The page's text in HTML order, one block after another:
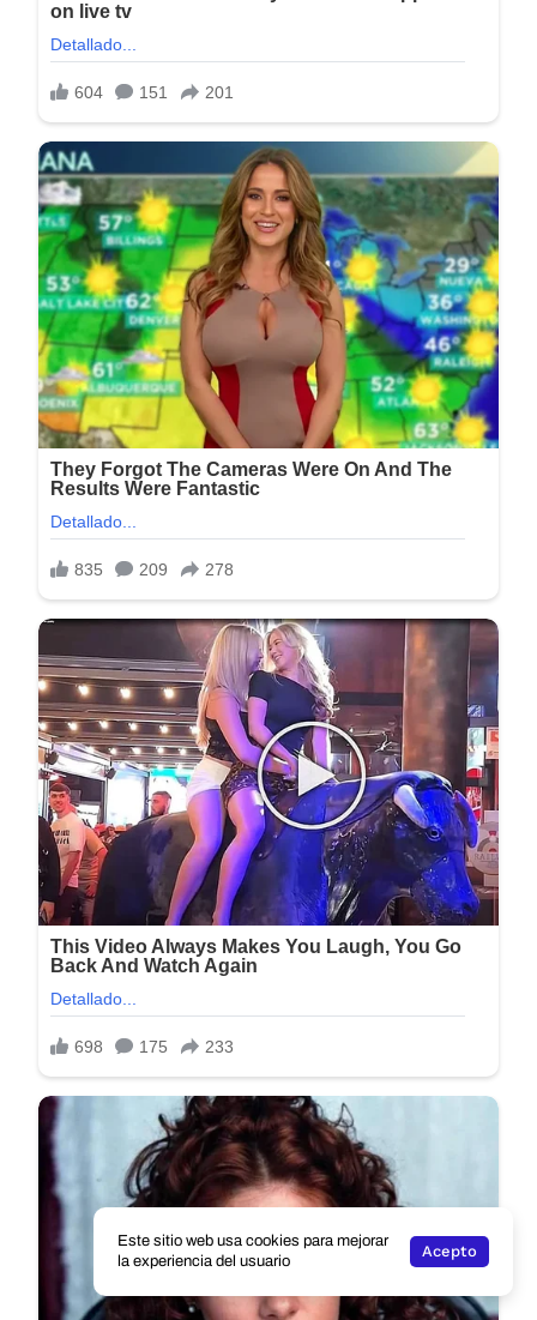
Este sitio web usa cookies para mejorar
la experiencia del usuario
Acepto